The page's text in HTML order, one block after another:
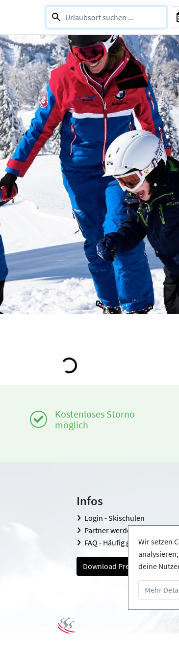
0 selections
Loading...
Kostenloses Storno
möglich
Infos
Login - Skischulen
Partner werden
FAQ - Häufig gestellte Fragen
Download Pressemappe
Wir setzen
deine
Mehr